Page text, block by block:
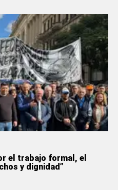
el trabajo formal, el
y dignidad”